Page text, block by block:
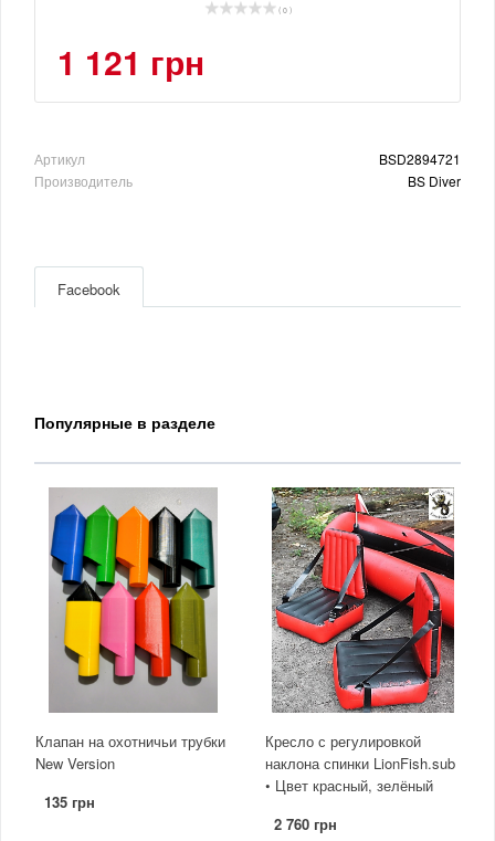
( 0 )
1 121 грн
Артикул
BSD2894721
Производитель
BS Diver
Facebook
Популярные в разделе
Клапан на охотничьи трубки
New Version
135 грн
Кресло с регулировкой
наклона спинки LionFish.sub
• Цвет красный, зелёный
2 760 грн